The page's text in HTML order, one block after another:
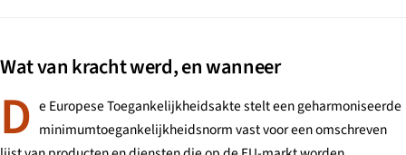
Wat van kracht werd, en wanneer
D e Europese Toegankelijkheidsakte stelt een geharmoniseerde
minimumtoegankelijkheidsnorm vast voor een omschreven